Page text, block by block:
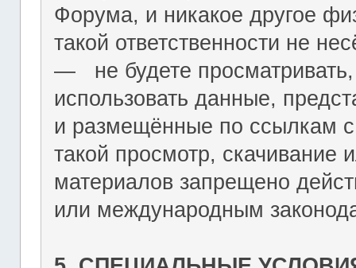
Форума, и никакое другое
такой ответственности не
― не будете
использовать данные,
и размещённые по ссылкам
такой просмотр, скачивание
материалов запрещено
или международным